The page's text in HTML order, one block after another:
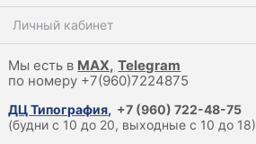
Личный кабинет
Мы есть в MAX, Telegram
по номеру +7(960)7224875
ДЦ Типография, +7 (960) 722-48-75
(будни с 10 до 20, выходные с 10 до 18)